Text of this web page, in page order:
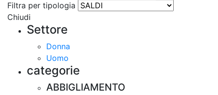
Filtra per tipologia
Chiudi
Settore
Donna
Uomo
categorie
ABBIGLIAMENTO